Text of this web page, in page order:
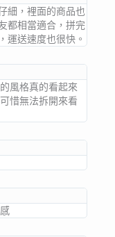
細，裡面的商品也
都相當適合，拼完
運送速度也很快。
風格真的看起來
惜無法拆開來看